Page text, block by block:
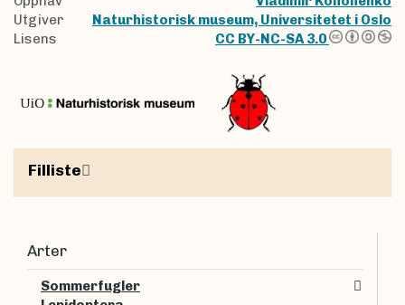
Utgiver
Naturhistorisk museum, Universitetet i Oslo
Lisens
CC BY-NC-SA 3.0
Filliste
Arter
Sommerfugler